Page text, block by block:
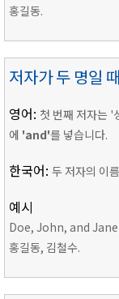
홍길동.
저자가 두 명일 때
영어: 첫 번째 저자는 '
에 'and'를 넣습니다.
한국어: 두 저자의 이
예시
Doe, John, and
홍길동, 김철수.